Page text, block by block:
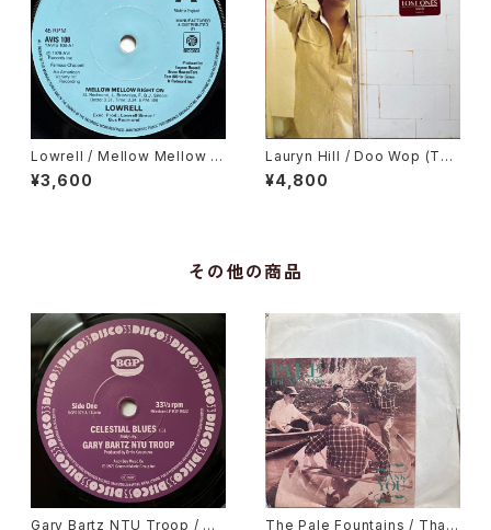
Lowrell / Mellow Mellow Ri
ght On
¥3,600
Lauryn Hill / Doo Wop (Tha
t Thing)
¥4,800
その他の商品
Gary Bartz NTU Troop / Ce
The Pale Fountains / Than